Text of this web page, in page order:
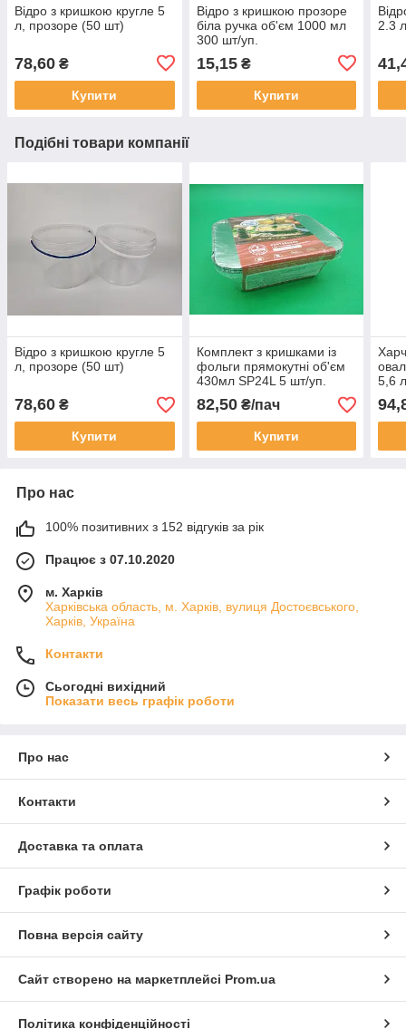
Відро з кришкою кругле 5
л, прозоре (50 шт)
78,60 ₴
Купити
Відро з кришкою прозоре
біла ручка об'єм 1000 мл
300 шт/уп.
15,15₴
Купити
2.3
Подібні товари компанії
Відро з кришкою кругле 5
л, прозоре (50 шт)
78,60 ₴
Купити
Комплект з кришками із
фольги прямокутні об'єм
430мл SP24L 5 шт/уп.
82,50₴/пач
Купити
5,6
Про нас
100% позитивних з 152 відгуків за рік
Працює з 07.10.2020
м. Харків
Харківська область, м. Харків, вулиця Достоєвського,
Харків, Україна
Контакти
Сьогодні вихідний
Показати весь графік роботи
Про нас
Контакти
Доставка та оплата
Графік роботи
Повна версія сайту
Сайт створено на маркетплейсі Prom.ua
Політика конфіденційності